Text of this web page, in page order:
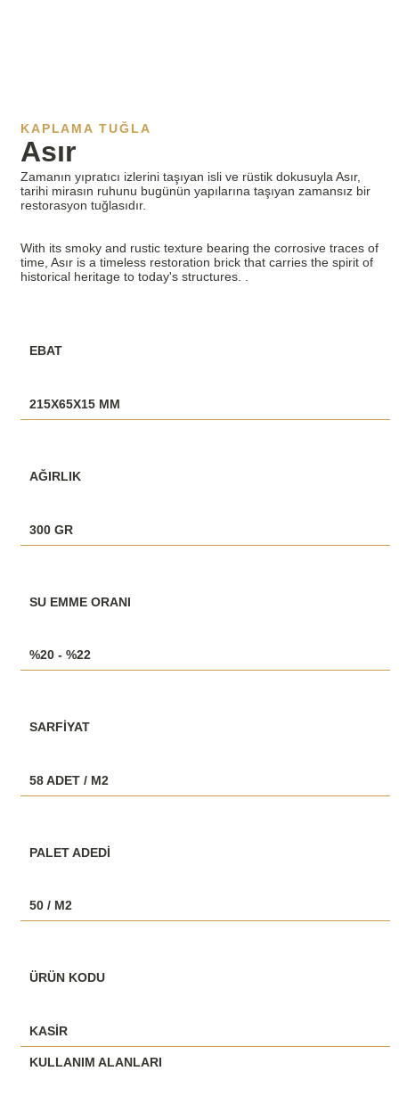
KAPLAMA TUĞLA
Asır
Zamanın yıpratıcı izlerini taşıyan isli ve rüstik dokusuyla Asır,
tarihi mirasın ruhunu bugünün yapılarına taşıyan zamansız bir
restorasyon tuğlasıdır.
With its smoky and rustic texture bearing the corrosive traces of
time, Asır is a timeless restoration brick that carries the spirit of
historical heritage to today's structures.
EBAT
215X65X15 MM
AĞIRLIK
300 GR
SU EMME ORANI
%20 - %22
SARFİYAT
58 ADET / M2
PALET ADEDİ
50 / M2
ÜRÜN KODU
KASİR
KULLANIM ALANLARI